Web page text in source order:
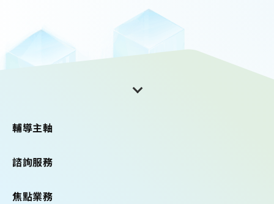
輔導主軸
諮詢服務
焦點業務